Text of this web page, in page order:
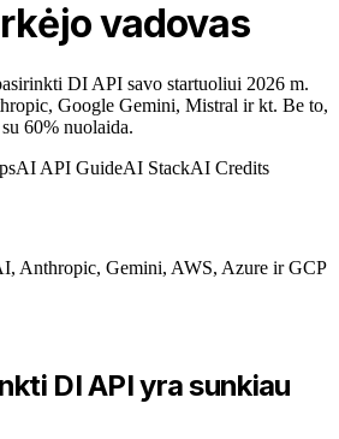
vadovas
DI API savo startuoliui 2026 m.
Google Gemini, Mistral ir kt. Be to,
60% nuolaida.
AI API GuideAI StackAI Credits
Anthropic, Gemini, AWS, Azure ir GCP
DI API yra sunkiau